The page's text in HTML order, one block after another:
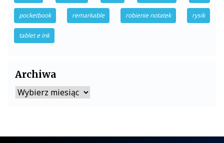
pocketbook remarkable robienie notatek rysik
tablet e ink
Archiwa
Archiwa